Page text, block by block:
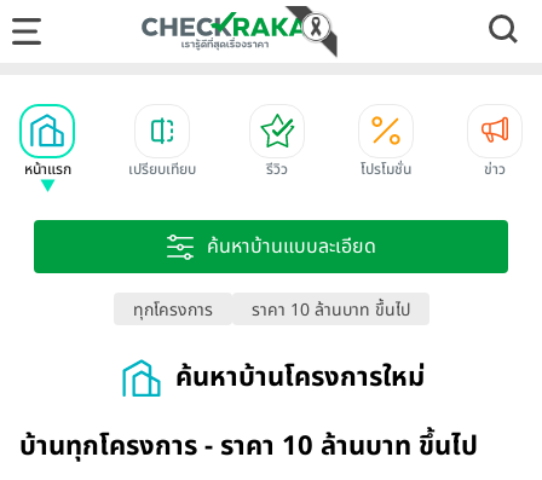
หน้าแรก เปรียบเทียบ รีวิว โปรโมชั่น ข่าว
ค้นหาบ้านแบบละเอียด
ทุกโครงการ ราคา 10 ล้านบาท ขึ้นไป
ค้นหาบ้านโครงการใหม่
บ้านทุกโครงการ - ราคา 10 ล้านบาท ขึ้นไป